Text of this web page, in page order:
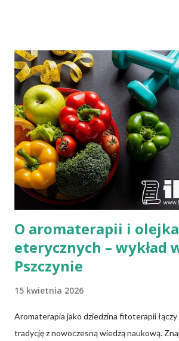
O aromaterapii i
eterycznych – wykład
Pszczynie
15 kwietnia 2026
Aromaterapia jako dziedzina fitoterapii
tradycję z nowoczesną wiedzą naukową.